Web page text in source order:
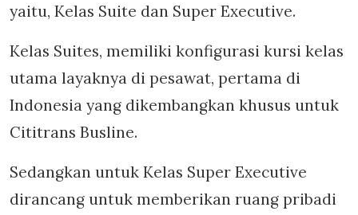
yaitu, Kelas Suite dan Super Executive.
Kelas Suites, memiliki konfigurasi kursi kelas
utama layaknya di pesawat, pertama di
Indonesia yang dikembangkan khusus untuk
Cititrans Busline.
Sedangkan untuk Kelas Super Executive
dirancang untuk memberikan ruang pribadi